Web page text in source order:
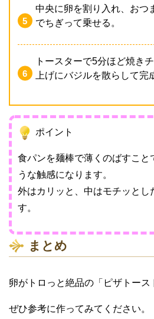
中央に卵を割り入れ、おつ
でちぎって乗せる。
トースターで5分ほど焼き
上げにバジルを散らして完
ポイント
食パンを麺棒で薄くのばすこと
うな触感になります。
外はカリッと、中はモチッとし
す。
まとめ
卵がトロっと絶品の「ピザトース
ぜひ参考に作ってみてください。